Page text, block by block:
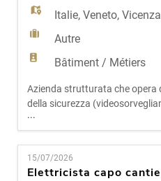
Attività princ
Italie,Veneto,Vicenza
Autre
Bâtiment / Métiers
Azienda strutturata che opera
della sicurezza
antincendio), ricerca un
inserire nel team tecnico. La
impianti di un certo spessore
aziende, banche) con attività di
manutenzione e certificazione.
...
15/07/2026
Elettricista capo